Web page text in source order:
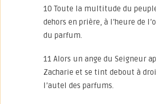
10 Toute la multitude du
dehors en prière, à l’heure de
du parfum.
11 Alors un ange du Seigneur
Zacharie et se tint debout à
l’autel des parfums.